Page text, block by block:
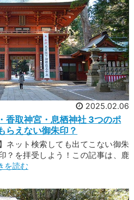
2025.02.06
香取神宮・息栖神社 3つのポ
らえない御朱印？
ネット検索しても出てこない御朱
？を拝受しよう！この記事は、鹿
を読む